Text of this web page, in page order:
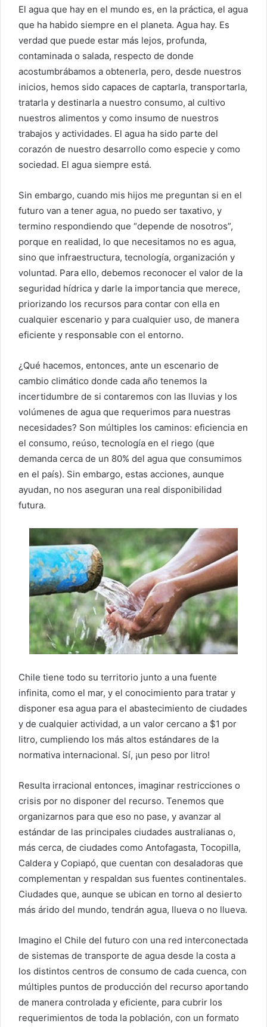
El agua que hay en el mundo es, en la práctica, el agua
que ha habido siempre en el planeta. Agua hay. Es
verdad que puede estar más lejos, profunda,
contaminada o salada, respecto de donde
acostumbrábamos a obtenerla, pero, desde nuestros
inicios, hemos sido capaces de captarla, transportarla,
tratarla y destinarla a nuestro consumo, al cultivo
nuestros alimentos y como insumo de nuestros
trabajos y actividades. El agua ha sido parte del
corazón de nuestro desarrollo como especie y como
sociedad. El agua siempre está.
Sin embargo, cuando mis hijos me preguntan si en el
futuro van a tener agua, no puedo ser taxativo, y
termino respondiendo que “depende de nosotros”,
porque en realidad, lo que necesitamos no es agua,
sino que infraestructura, tecnología, organización y
voluntad. Para ello, debemos reconocer el valor de la
seguridad hídrica y darle la importancia que merece,
priorizando los recursos para contar con ella en
cualquier escenario y para cualquier uso, de manera
eficiente y responsable con el entorno.
¿Qué hacemos, entonces, ante un escenario de
cambio climático donde cada año tenemos la
incertidumbre de si contaremos con las lluvias y los
volúmenes de agua que requerimos para nuestras
necesidades? Son múltiples los caminos: eficiencia en
el consumo, reúso, tecnología en el riego (que
demanda cerca de un 80% del agua que consumimos
en el país). Sin embargo, estas acciones, aunque
ayudan, no nos aseguran una real disponibilidad
futura.
Chile tiene todo su territorio junto a una fuente
infinita, como el mar, y el conocimiento para tratar y
disponer esa agua para el abastecimiento de ciudades
y de cualquier actividad, a un valor cercano a $1 por
litro, cumpliendo los más altos estándares de la
normativa internacional. Sí, ¡un peso por litro!
Resulta irracional entonces, imaginar restricciones o
crisis por no disponer del recurso. Tenemos que
organizarnos para que eso no pase, y avanzar al
estándar de las principales ciudades australianas o,
más cerca, de ciudades como Antofagasta, Tocopilla,
Caldera y Copiapó, que cuentan con desaladoras que
complementan y respaldan sus fuentes continentales.
Ciudades que, aunque se ubican en torno al desierto
más árido del mundo, tendrán agua, llueva o no llueva.
Imagino el Chile del futuro con una red interconectada
de sistemas de transporte de agua desde la costa a
los distintos centros de consumo de cada cuenca, con
múltiples puntos de producción del recurso aportando
de manera controlada y eficiente, para cubrir los
requerimientos de toda la población, con un formato